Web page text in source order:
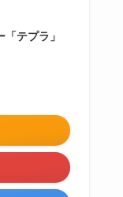
テプラ」